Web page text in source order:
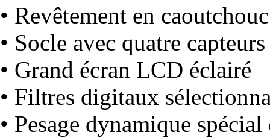
• Revêtement en
• Socle avec quatre
• Grand écran LCD éclairé
• Filtres digitaux
• Pesage dynamique